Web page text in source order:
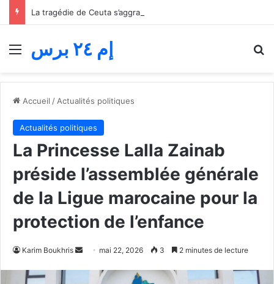
Menu إم ٢٤ برس
Accueil / Actualités politiques
Actualités politiques
La Princesse Lalla Zainab
préside l’assemblée générale
de la Ligue marocaine pour la
protection de l’enfance
Karim Boukhris
Envoyer
courriel
mai 22, 2026 3 2 minutes de lecture